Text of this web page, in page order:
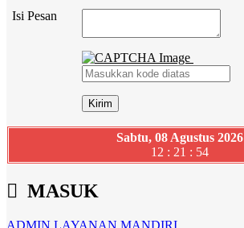
Isi Pesan
Sabtu, 08 Agustus 2026
12 : 21 : 55
MASUK
ADMIN LAYANAN MANDIRI